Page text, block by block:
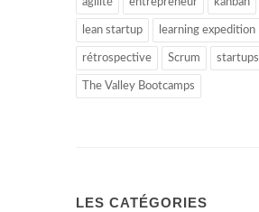
lean startup learning expedition
rétrospective Scrum startups
The Valley Bootcamps
LES CATÉGORIES